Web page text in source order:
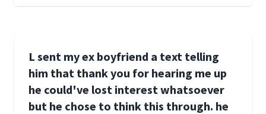
L sent my ex boyfriend a text telling
him that thank you for hearing me up
he could've lost interest whatsoever
but he chose to think this through. he